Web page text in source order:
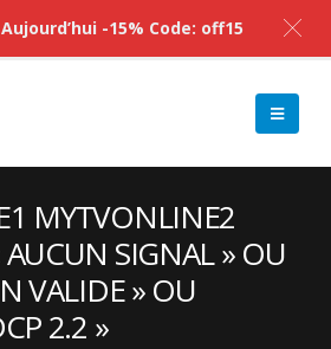
MYTVONLINE2
SIGNAL » OU
VALIDE » OU
2.2 »
-15% Code: off15